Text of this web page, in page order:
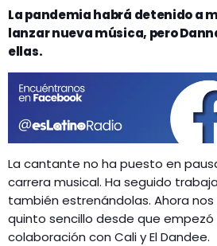
ACTUALIDAD
ESPECTÁCULOS
MÚSICA
ENTRETENIMIENTO
PROGRAMACIÓN
RADIO SPLENDID
La pandemia habrá detenido a
lanzar nueva música, pero
ellas.
La cantante no ha puesto en
carrera musical. Ha seguido
también estrenándolas. Ahora nos
quinto sencillo desde que empezó
colaboración con Cali y El Dandee.